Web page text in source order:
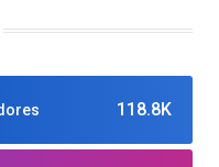
118.8K